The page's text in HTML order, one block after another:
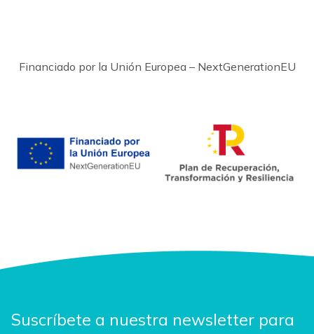
Financiado por la Unión Europea – NextGenerationEU
Suscríbete a nuestra newsletter para